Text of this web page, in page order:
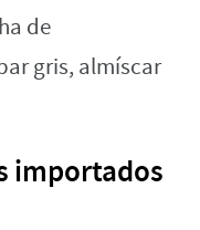
de
gris, almíscar
importados